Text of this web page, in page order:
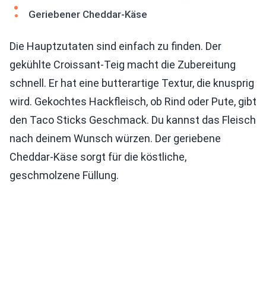
Geriebener Cheddar-Käse
Die Hauptzutaten sind einfach zu finden. Der
gekühlte Croissant-Teig macht die Zubereitung
schnell. Er hat eine butterartige Textur, die knusprig
wird. Gekochtes Hackfleisch, ob Rind oder Pute, gibt
den Taco Sticks Geschmack. Du kannst das Fleisch
nach deinem Wunsch würzen. Der geriebene
Cheddar-Käse sorgt für die köstliche,
geschmolzene Füllung.